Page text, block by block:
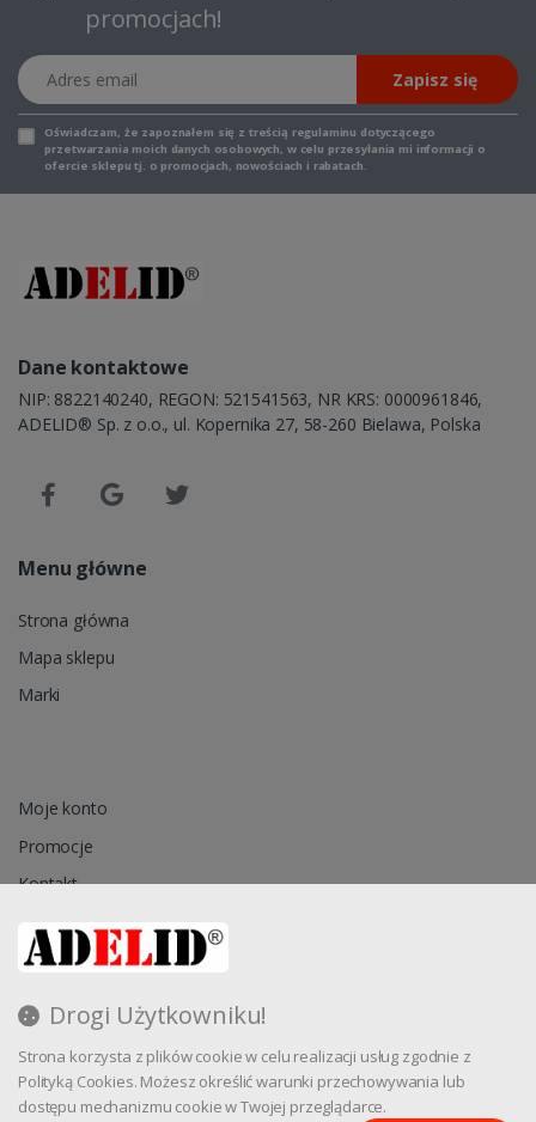
Drogi Użytkowniku!
Strona korzysta z plików cookie w celu realizacji usług zgodnie z
Polityką Cookies. Możesz określić warunki przechowywania lub
dostępu mechanizmu cookie w Twojej przeglądarce.
promocjach!
Adres email
Zapisz się
Oświadczam, że zapoznałem się z treścią regulaminu dotyczącego
przetwarzania moich danych osobowych, w celu przesyłania mi informacji o
ofercie sklepu tj. o promocjach, nowościach i rabatach.
Dane kontaktowe
NIP: 8822140240, REGON: 521541563, NR KRS: 0000961846,
ADELID® Sp. z o.o., ul. Kopernika 27, 58-260 Bielawa, Polska
Menu główne
Strona główna
Mapa sklepu
Marki
Moje konto
Promocje
Kontakt
Regulamin
Reklamacja